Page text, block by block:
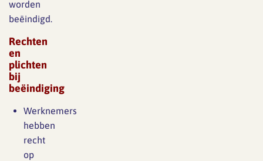
worden
beëindigd.
Rechten
en
plichten
bij
beëindiging
Werknemers
hebben
recht
op